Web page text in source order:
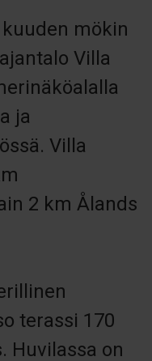
mökin
Villa
ja
Villa
2 km Ålands
terassi 170
Huvilassa on